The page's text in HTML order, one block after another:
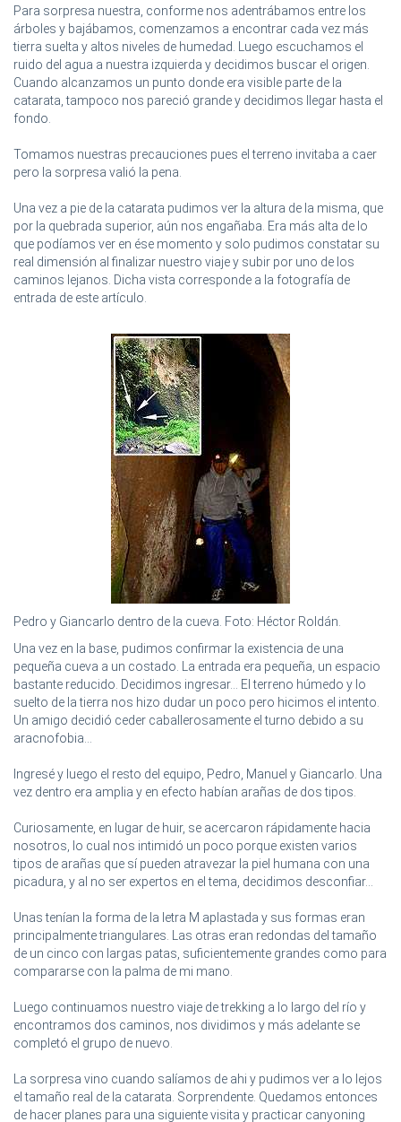
Para sorpresa nuestra, conforme nos adentrábamos entre los
árboles y bajábamos, comenzamos a encontrar cada vez más
tierra suelta y altos niveles de humedad. Luego escuchamos el
ruido del agua a nuestra izquierda y decidimos buscar el origen.
Cuando alcanzamos un punto donde era visible parte de la
catarata, tampoco nos pareció grande y decidimos llegar hasta el
fondo.
Tomamos nuestras precauciones pues el terreno invitaba a caer
pero la sorpresa valió la pena.
Una vez a pie de la catarata pudimos ver la altura de la misma, que
por la quebrada superior, aún nos engañaba. Era más alta de lo
que podíamos ver en ése momento y solo pudimos constatar su
real dimensión al finalizar nuestro viaje y subir por uno de los
caminos lejanos. Dicha vista corresponde a la fotografía de
entrada de este artículo.
Pedro y Giancarlo dentro de la cueva. Foto: Héctor Roldán.
Una vez en la base, pudimos confirmar la existencia de una
pequeña cueva a un costado. La entrada era pequeña, un espacio
bastante reducido. Decidimos ingresar... El terreno húmedo y lo
suelto de la tierra nos hizo dudar un poco pero hicimos el intento.
Un amigo decidió ceder caballerosamente el turno debido a su
aracnofobia...
Ingresé y luego el resto del equipo, Pedro, Manuel y Giancarlo. Una
vez dentro era amplia y en efecto habían arañas de dos tipos.
Curiosamente, en lugar de huir, se acercaron rápidamente hacia
nosotros, lo cual nos intimidó un poco porque existen varios
tipos de arañas que sí pueden atravezar la piel humana con una
picadura, y al no ser expertos en el tema, decidimos desconfiar...
Unas tenían la forma de la letra M aplastada y sus formas eran
principalmente triangulares. Las otras eran redondas del tamaño
de un cinco con largas patas, suficientemente grandes como para
compararse con la palma de mi mano.
Luego continuamos nuestro viaje de trekking a lo largo del río y
encontramos dos caminos, nos dividimos y más adelante se
completó el grupo de nuevo.
La sorpresa vino cuando salíamos de ahi y pudimos ver a lo lejos
el tamaño real de la catarata. Sorprendente. Quedamos entonces
de hacer planes para una siguiente visita y practicar canyoning